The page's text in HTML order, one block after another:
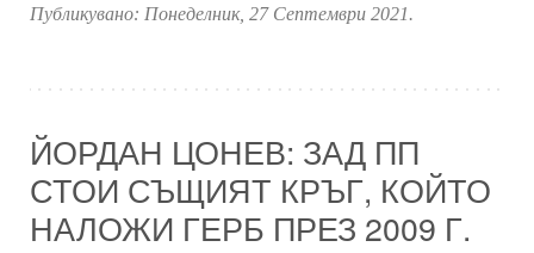
Публикувано: Понеделник, 27 Септември 2021.
ЙОРДАН ЦОНЕВ: ЗАД ПП
СТОИ СЪЩИЯТ КРЪГ, КОЙТО
НАЛОЖИ ГЕРБ ПРЕЗ 2009 Г.